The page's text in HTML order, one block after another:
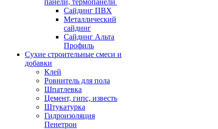
панели, термопанели
Сайдинг ПВХ
Металлический
сайдинг
Сайдинг Альта
Профиль
Сухие строительные смеси и
добавки
Клей
Ровнитель для пола
Шпатлевка
Цемент, гипс, известь
Штукатурка
Гидроизоляция
Пенетрон